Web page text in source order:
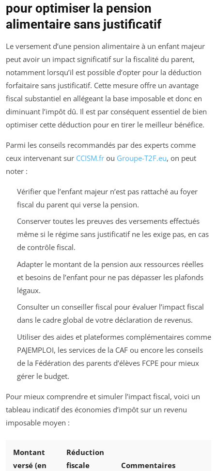
pour optimiser la pension
alimentaire sans justificatif
Le versement d’une pension alimentaire à un enfant majeur
peut avoir un impact significatif sur la fiscalité du parent,
notamment lorsqu’il est possible d’opter pour la déduction
forfaitaire sans justificatif. Cette mesure offre un avantage
fiscal substantiel en allégeant la base imposable et donc en
diminuant l’impôt dû. Il est par conséquent essentiel de bien
optimiser cette déduction pour en tirer le meilleur bénéfice.
Parmi les conseils recommandés par des experts comme
ceux intervenant sur CCISM.fr ou Groupe-T2F.eu, on peut
noter :
Vérifier que l’enfant majeur n’est pas rattaché au foyer
fiscal du parent qui verse la pension.
Conserver toutes les preuves des versements effectués
même si le régime sans justificatif ne les exige pas, en cas
de contrôle fiscal.
Adapter le montant de la pension aux ressources réelles
et besoins de l’enfant pour ne pas dépasser les plafonds
légaux.
Consulter un conseiller fiscal pour évaluer l’impact fiscal
dans le cadre global de votre déclaration de revenus.
Utiliser des aides et plateformes complémentaires comme
PAJEMPLOI, les services de la CAF ou encore les conseils
de la Fédération des parents d’élèves FCPE pour mieux
gérer le budget.
Pour mieux comprendre et simuler l’impact fiscal, voici un
tableau indicatif des économies d’impôt sur un revenu
imposable moyen :
Montant
versé (en
Réduction
fiscale
Commentaires